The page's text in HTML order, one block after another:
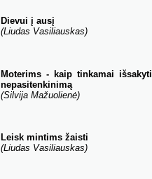
Dievui į ausį
(Liudas Vasiliauskas)
Moterims - kaip tinkamai išsakyti
nepasitenkinimą
(Silvija Mažuolienė)
Leisk mintims žaisti
(Liudas Vasiliauskas)